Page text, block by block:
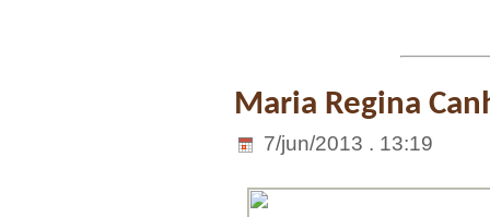
Maria Regina
7/jun/2013 . 13:19